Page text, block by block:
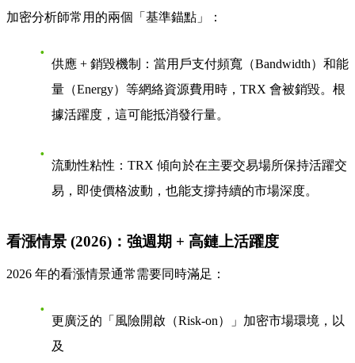
加密分析師常用的兩個「基準錨點」：
供應 + 銷毀機制
：當用戶支付頻寬（Bandwidth）和能
量（Energy）等網絡資源費用時，TRX 會被銷毀。根
據活躍度，這可能抵消發行量。
流動性粘性 ：TRX 傾向於在主要交易場所保持活躍交
易，即使價格波動，也能支撐持續的市場深度。
看漲情景 (2026)：強週期 + 高鏈上活躍度
2026 年的看漲情景通常需要同時滿足：
更廣泛的「風險開啟（Risk-on）」加密市場環境， 以
及